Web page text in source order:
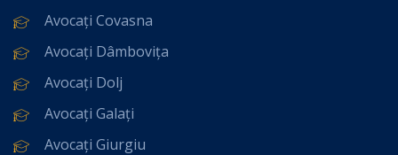
Avocați Covasna
Avocați Dâmbovița
Avocați Dolj
Avocați Galați
Avocați Giurgiu